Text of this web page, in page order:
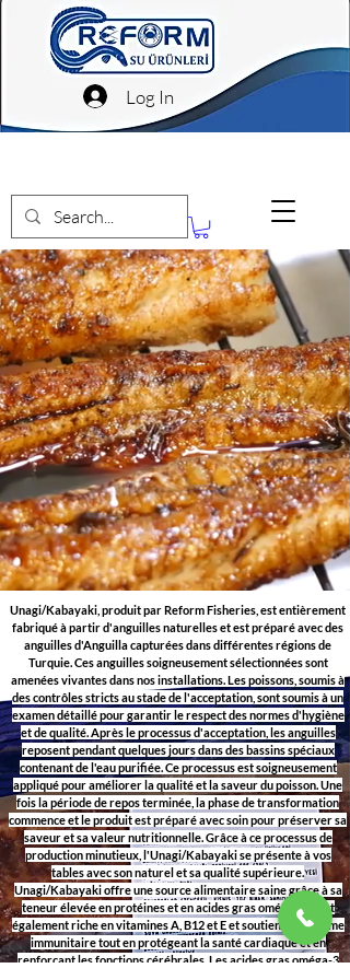
Log In
Unagi/Kabayaki, produit par Reform Fisheries, est entièrement
fabriqué à partir d'anguilles naturelles et est préparé avec des
anguilles d'Anguilla capturées dans différentes régions de
Turquie. Ces anguilles soigneusement sélectionnées sont
amenées vivantes dans nos installations. Les poissons, soumis à
des contrôles stricts au stade de l'acceptation, sont soumis à un
examen détaillé pour garantir le respect des normes d'hygiène
et de qualité. Après le processus d'acceptation, les anguilles
reposent pendant quelques jours dans des bassins spéciaux
contenant de l'eau purifiée. Ce processus est soigneusement
appliqué pour améliorer la qualité et la saveur du poisson. Une
fois la période de repos terminée, la phase de transformation
commence et le produit est préparé avec soin pour préserver sa
saveur et sa valeur nutritionnelle. Grâce à ce processus de
production minutieux, l'Unagi/Kabayaki se présente à vos
tables avec son naturel et sa qualité supérieure.
Unagi/Kabayaki offre une source alimentaire saine grâce à sa
teneur élevée en protéines et en acides gras oméga-3. Il est
également riche en vitamines A, B12 et E et soutient le système
immunitaire tout en protégeant la santé cardiaque et en
renforçant les fonctions cérébrales. Les acides gras oméga-3